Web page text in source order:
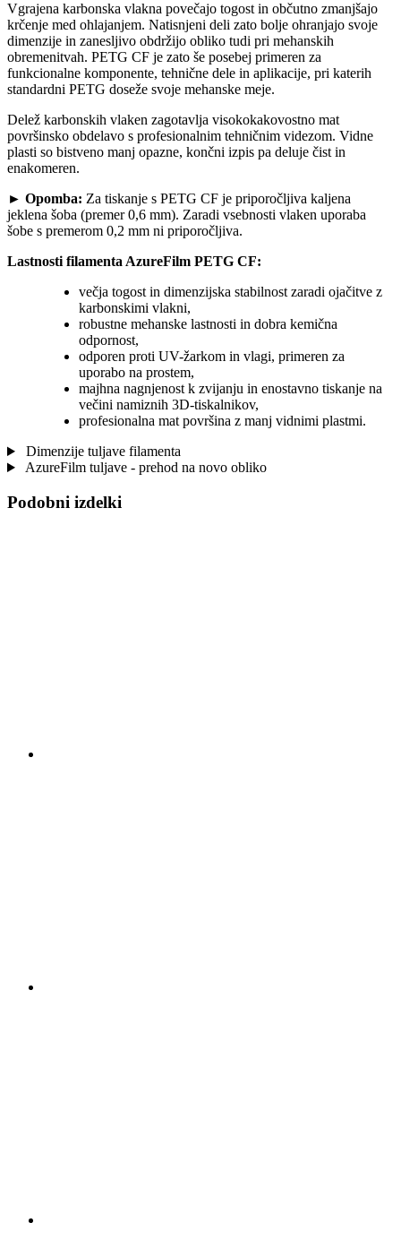
Vgrajena karbonska vlakna povečajo togost in občutno zmanjšajo
krčenje med ohlajanjem. Natisnjeni deli zato bolje ohranjajo svoje
dimenzije in zanesljivo obdržijo obliko tudi pri mehanskih
obremenitvah. PETG CF je zato še posebej primeren za
funkcionalne komponente, tehnične dele in aplikacije, pri katerih
standardni PETG doseže svoje mehanske meje.
Delež karbonskih vlaken zagotavlja visokokakovostno mat
površinsko obdelavo s profesionalnim tehničnim videzom. Vidne
plasti so bistveno manj opazne, končni izpis pa deluje čist in
enakomeren.
► Opomba: Za tiskanje s PETG CF je priporočljiva kaljena
jeklena šoba (premer 0,6 mm). Zaradi vsebnosti vlaken uporaba
šobe s premerom 0,2 mm ni priporočljiva.
Lastnosti filamenta AzureFilm PETG CF:
večja togost in dimenzijska stabilnost zaradi ojačitve z
karbonskimi vlakni,
robustne mehanske lastnosti in dobra kemična
odpornost,
odporen proti UV-žarkom in vlagi, primeren za
uporabo na prostem,
majhna nagnjenost k zvijanju in enostavno tiskanje na
večini namiznih 3D-tiskalnikov,
profesionalna mat površina z manj vidnimi plastmi.
Dimenzije tuljave filamenta
AzureFilm tuljave - prehod na novo obliko
Podobni izdelki